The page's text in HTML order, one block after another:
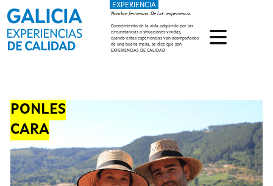
Pasar al contenido principal
EXPERIENCIA
Nombre femenino. De lat. experiencia.
Conocimiento de la vida adquirido por las
circunstancias o situaciones vividas,
cuando estas experiencias van acompañadas
de una buena mesa, se dice que son
EXPERIENCIAS DE CALIDAD
PONLES
CARA